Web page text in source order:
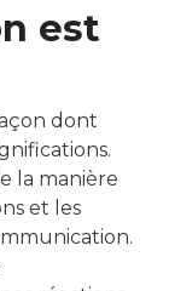
est
dont
la manière
et les